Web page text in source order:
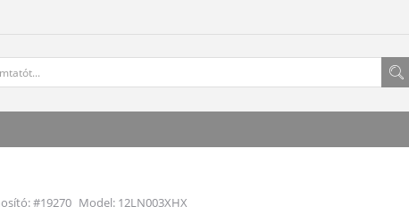
#19270 Model: 12LN003XHX